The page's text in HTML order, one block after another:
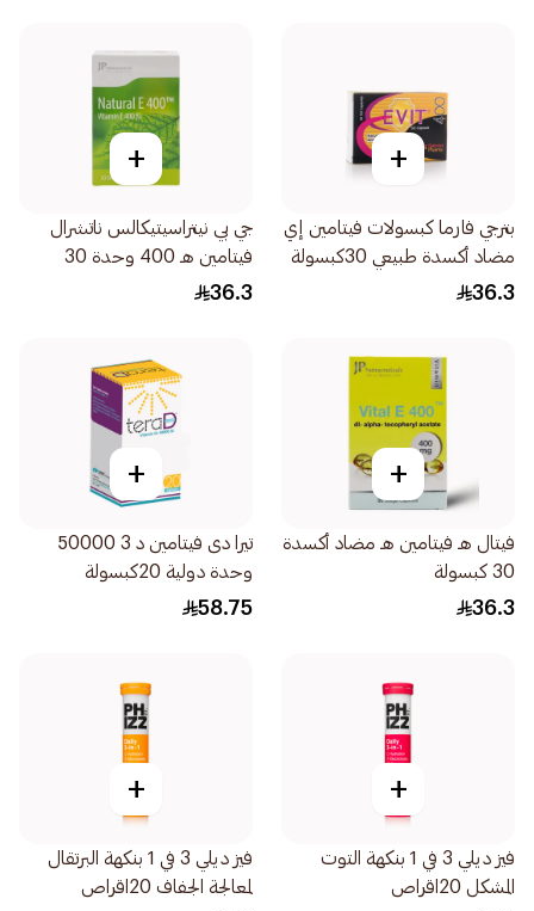
+
بترجي فارما كبسولات فيتامين إي
مضاد أكسدة طبيعي 30كبسولة
36.3
+
جي بي نيتراسيتيكالس ناتشرال
فيتامين هـ 400 وحدة 30
كبسولة
36.3
+
فيتال هـ فيتامين هـ مضاد أكسدة
30 كبسولة
36.3
+
تيرا دى فيتامين د 3 50000
وحدة دولية 20كبسولة
58.75
+
فيز ديلي 3 في 1 بنكهة التوت
المشكل 20اقراص
+
فيز ديلي 3 في 1 بنكهة البرتقال
لمعالجة الجفاف 20اقراص